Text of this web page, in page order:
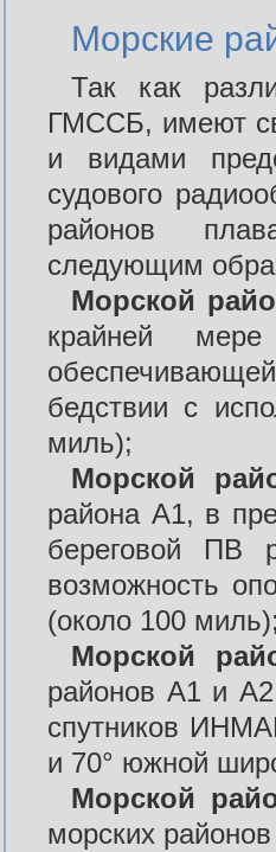
Морские
Так как
ГМССБ, имеют
и видами
судового
районов
следующим
Морской
крайней
бедствии с
миль);
Морской
района A1, в
береговой ПВ
возможность
(около 100
Морской
районов А1 и
спутников
и 70° южной
Морской
морских